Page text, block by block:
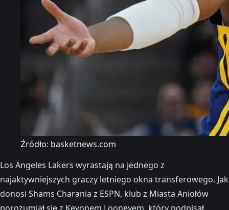
Źródło: basketnews.com
Los Angeles Lakers wyrastają na jednego z
najaktywniejszych graczy letniego okna transferowego. Jak
donosi Shams Charania z ESPN, klub z Miasta Aniołów